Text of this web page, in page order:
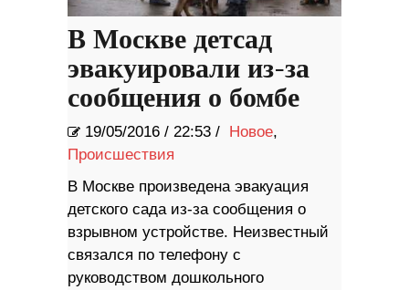
В Москве детсад
эвакуировали из-за
сообщения о бомбе
19/05/2016 / 22:53 / Новое,
Происшествия
В Москве произведена эвакуация
детского сада из-за сообщения о
взрывном устройстве. Неизвестный
связался по телефону с
руководством дошкольного